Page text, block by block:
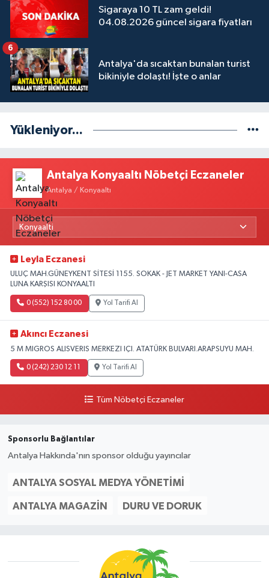
Sigaraya 10 TL zam geldi!
04.08.2026 güncel sigara fiyatları
Antalya'da sıcaktan bunalan turist
bikiniyle dolaştı! İşte o anlar
6
Yükleniyor...
Antalya Konyaaltı Nöbetçi Eczaneler
Antalya / Konyaaltı
Leyla Eczanesi
ULUÇ MAH.GÜNEYKENT SİTESİ 1155. SOKAK - JET MARKET YANI-CASA
LUNA KARŞISI KONYAALTI
0 (552) 152 80 00 Yol Tarifi Al
Akıncı Eczanesi
5 M MIGROS ALISVERIS MERKEZI IÇI. ATATÜRK BULVARI.ARAPSUYU MAH.
0 (242) 230 12 11 Yol Tarifi Al
Tüm Nöbetçi Eczaneler
Sponsorlu Bağlantılar
Antalya Hakkında'nın sponsor olduğu yayıncılar
ANTALYA SOSYAL MEDYA YÖNETIMI
ANTALYA MAGAZIN DURU VE DORUK